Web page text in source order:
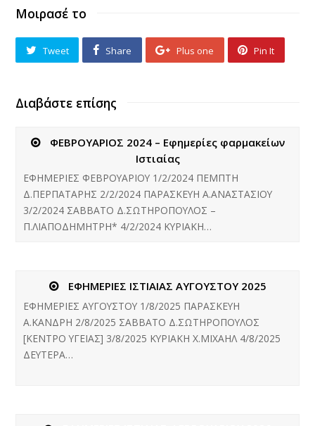
Μοιρασέ το
Tweet Share Plus one Pin It
Διαβάστε επίσης
ΦΕΒΡΟΥΑΡΙΟΣ 2024 – Εφημερίες φαρμακείων
Ιστιαίας
ΕΦΗΜΕΡΙΕΣ ΦΕΒΡΟΥΑΡΙΟΥ 1/2/2024 ΠΕΜΠΤΗ
Δ.ΠΕΡΠΑΤΑΡΗΣ 2/2/2024 ΠΑΡΑΣΚΕΥΗ Α.ΑΝΑΣΤΑΣΙΟΥ
3/2/2024 ΣΑΒΒΑΤΟ Δ.ΣΩΤΗΡΟΠΟΥΛΟΣ –
Π.ΛΙΑΠΟΔΗΜΗΤΡΗ* 4/2/2024 ΚΥΡΙΑΚΗ…
ΕΦΗΜΕΡΙΕΣ ΙΣΤΙΑΙΑΣ ΑΥΓΟΥΣΤΟΥ 2025
ΕΦΗΜΕΡΙΕΣ ΑΥΓΟΥΣΤΟΥ 1/8/2025 ΠΑΡΑΣΚΕΥΗ
Α.ΚΑΝΔΡΗ 2/8/2025 ΣΑΒΒΑΤΟ Δ.ΣΩΤΗΡΟΠΟΥΛΟΣ
[ΚΕΝΤΡΟ ΥΓΕΙΑΣ] 3/8/2025 ΚΥΡΙΑΚΗ Χ.ΜΙΧΑΗΛ 4/8/2025
ΔΕΥΤΕΡΑ…